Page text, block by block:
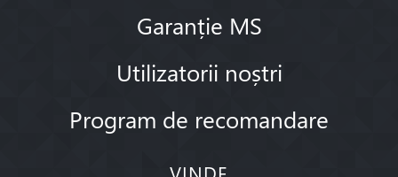
Garanție MS
Utilizatorii noștri
Program de recomandare